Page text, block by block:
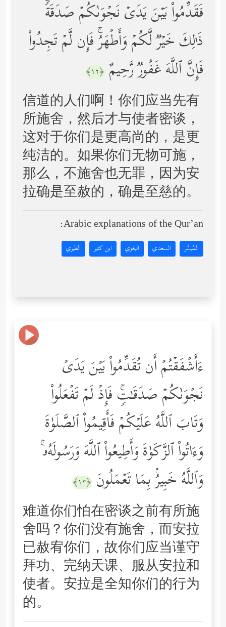
فَقَدِّمُواْ بَیۡنَ یَدَیۡ نَجۡوَىٰكُمۡ صَدَقَةࣰۚ
ذَ ٰ⁠لِكَ خَیۡرࣱ لَّكُمۡ وَأَطۡهَرُۚ فَإِن لَّمۡ تَجِدُواْ
فَإِنَّ ٱللَّهَ غَفُورࣱ رَّحِیمٌ ﴿١٢﴾
信道的人们啊！你们应当先有
所施舍，然后才与使者密谈，
这对于你们是更高尚的，是更
纯洁的。如果你们无物可施，
那么，不施舍也无罪，因为安
拉确是至赦的，确是至慈的。
Arabic explanations of the Qur’an:
المُيسَّر السعدي البغوي ابن كثير الطبري
ءَأَشۡفَقۡتُمۡ أَن تُقَدِّمُواْ بَیۡنَ یَدَیۡ
نَجۡوَىٰكُمۡ صَدَقَـٰتࣲۚ فَإِذۡ لَمۡ تَفۡعَلُواْ
وَتَابَ ٱللَّهُ عَلَیۡكُمۡ فَأَقِیمُواْ ٱلصَّلَوٰةَ
وَءَاتُواْ ٱلزَّكَوٰةَ وَأَطِیعُواْ ٱللَّهَ وَرَسُولَهُۥۚ
وَٱللَّهُ خَبِیرُۢ بِمَا تَعۡمَلُونَ ﴿١٣﴾
难道你们怕在密谈之前有所施
舍吗？你们没有施舍，而安拉
已赦宥你们，故你们应当谨守
拜功、完纳天课、服从安拉和
使者。安拉是全知你们的行为
的。